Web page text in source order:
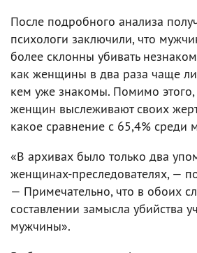
После подробного анализа
психологи заключили, что
более склонны убивать
как женщины в два раза чаще
кем уже знакомы. Помимо этого,
женщин выслеживают своих
какое сравнение с 65,4% среди
«В архивах было только два
женщинах-преследователях, —
— Примечательно, что в обоих
составлении замысла убийства
мужчины».